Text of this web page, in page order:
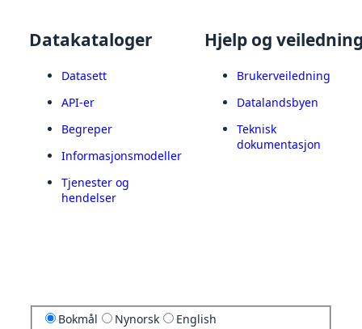
Datakataloger
Datasett
API-er
Begreper
Informasjonsmodeller
Tjenester og
hendelser
Hjelp og
Brukerveiledning
Datalandsbyen
Teknisk
dokumentasjon
Bokmål Nynorsk English